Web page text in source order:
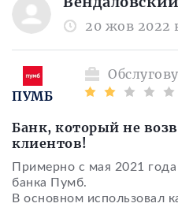
20 жов 2022
ПУМБ
Банк, который не
клиентов!
Примерно с мая 2021
банка Пумб.
В основном использовал